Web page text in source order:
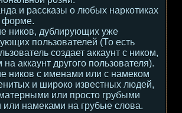
и рассказы о любых наркотиках
форме.
ников, дублирующих уже
пользователей (То есть
создает аккаунт с ником,
аккаунт другого пользователя).
ников с именами или с намеком
и широко известных людей,
или просто грубыми
или намеками на грубые слова.